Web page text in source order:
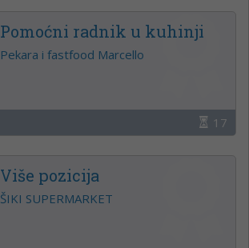
Pomoćni radnik u kuhinji
Pekara i fastfood Marcello
17
Više pozicija
ŠIKI SUPERMARKET